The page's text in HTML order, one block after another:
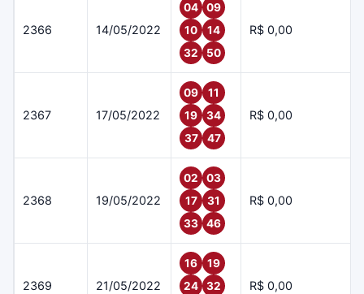
2366 14/05/2022
04
09
10
14
32
50
R$ 0,00
2367 17/05/2022
09
11
19
34
37
47
R$ 0,00
2368 19/05/2022
02
03
17
31
33
46
R$ 0,00
2369 21/05/2022
16
19
24
32
R$ 0,00